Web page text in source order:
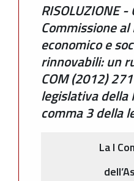
RISOLUZIONE
Commissione
economico e
rinnovabili: un
COM (2012)
legislativa della
comma 3 della
La I